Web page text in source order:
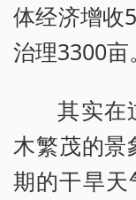
体经济增收
治理3300亩。
其实在
木繁茂的景
期的干旱